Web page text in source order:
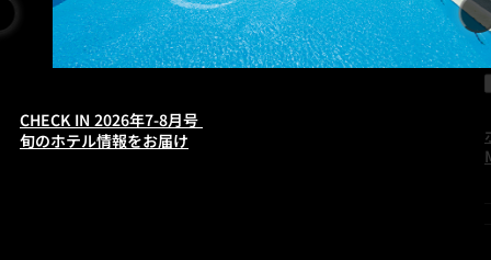
CHECK IN 2026年7-8月号
旬のホテル情報をお届け